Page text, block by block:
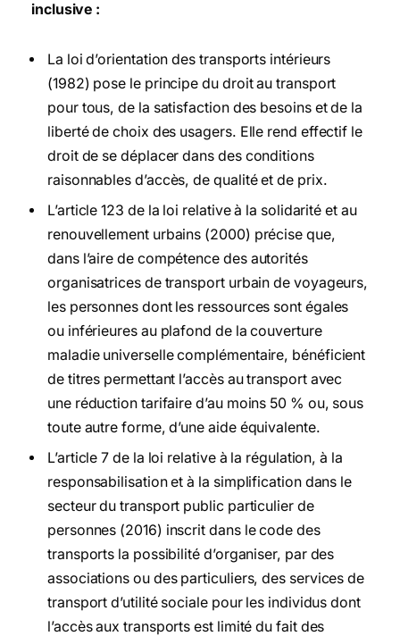
inclusive :
La loi d’orientation des transports intérieurs
(1982) pose le principe du droit au transport
pour tous, de la satisfaction des besoins et de la
liberté de choix des usagers. Elle rend effectif le
droit de se déplacer dans des conditions
raisonnables d’accès, de qualité et de prix.
L’article 123 de la loi relative à la solidarité et au
renouvellement urbains (2000) précise que,
dans l’aire de compétence des autorités
organisatrices de transport urbain de voyageurs,
les personnes dont les ressources sont égales
ou inférieures au plafond de la couverture
maladie universelle complémentaire, bénéficient
de titres permettant l’accès au transport avec
une réduction tarifaire d’au moins 50 % ou, sous
toute autre forme, d’une aide équivalente.
L’article 7 de la loi relative à la régulation, à la
responsabilisation et à la simplification dans le
secteur du transport public particulier de
personnes (2016) inscrit dans le code des
transports la possibilité d’organiser, par des
associations ou des particuliers, des services de
transport d’utilité sociale pour les individus dont
l’accès aux transports est limité du fait des